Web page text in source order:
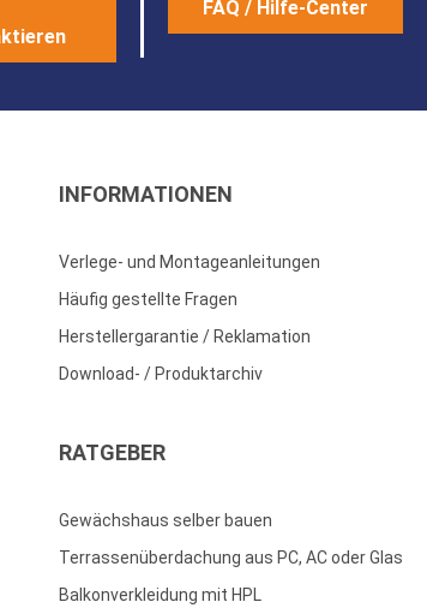
FAQ / Hilfe-Center
INFORMATIONEN
Verlege- und Montageanleitungen
Häufig gestellte Fragen
Herstellergarantie / Reklamation
Download- / Produktarchiv
RATGEBER
Gewächshaus selber bauen
Terrassenüberdachung aus PC, AC oder Glas
Balkonverkleidung mit HPL